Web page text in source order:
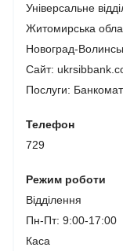
Універсальне
Житомирська
Новоград-
Сайт:
Послуги:
Телефон
729
Режим роботи
Відділення
Пн-Пт: 9:00-17:00
Каса